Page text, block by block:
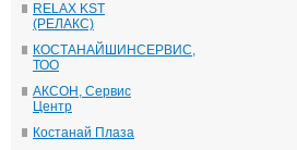
RELAX KST
(РЕЛАКС)
КОСТАНАЙШИНСЕРВИС,
ТОО
АКСОН, Сервис
Центр
Костанай Плаза